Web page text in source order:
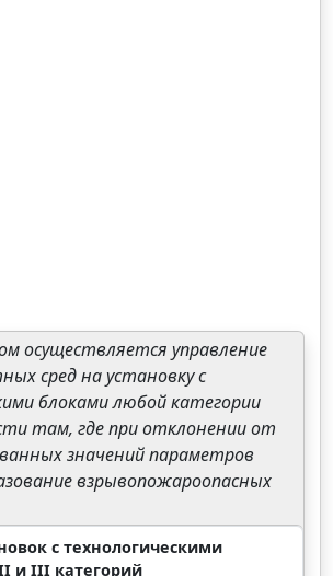
осуществляется управление
сред на установку с
блоками любой категории
там, где при отклонении от
значений параметров
взрывопожароопасных
с технологическими
и III категорий